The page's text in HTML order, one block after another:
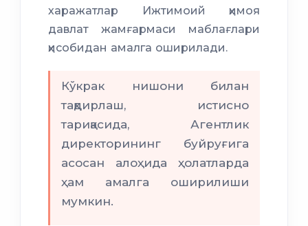
харажатлар Ижтимоий ҳимоя
давлат жамғармаси маблағлари
ҳисобидан амалга оширилади.
Кўкрак нишони билан
тақдирлаш, истисно
тариқасида, Агентлик
директорининг буйруғига
асосан алоҳида ҳолатларда
ҳам амалга оширилиши
мумкин.